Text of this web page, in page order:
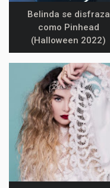
Belinda se disfraza
como Pinhead
(Halloween 2022)